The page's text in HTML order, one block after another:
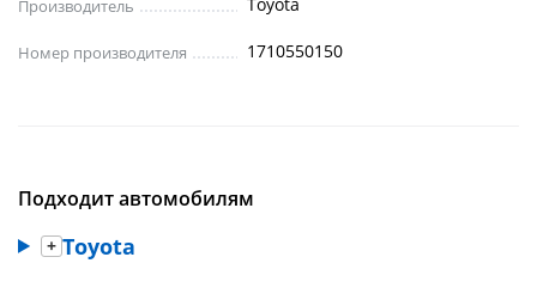
Производитель
Номер производителя 1710550150
Подходит автомобилям
Toyota